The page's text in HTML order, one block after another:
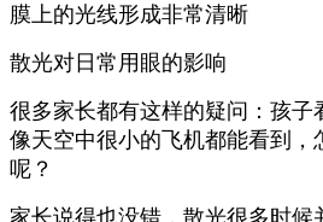
膜上的光线形成非常清晰
散光对日常用眼的影响
很多家长都有这样的疑问：孩子
像天空中很小的飞机都能看到，
呢？